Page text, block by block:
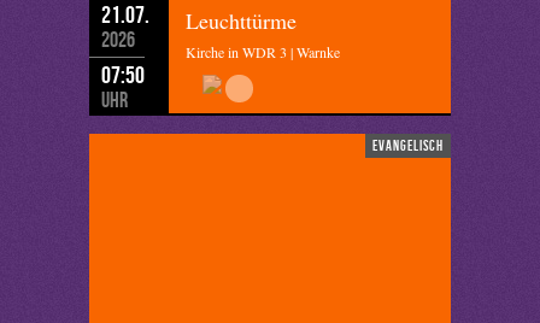
21.07.
2026
07:50
Uhr
Leuchttürme
Kirche in WDR 3 | Warnke
evangelisch